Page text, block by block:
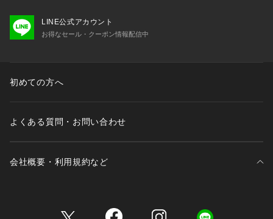
・69182 ブラジャー（G・H）
・49183 おやすみブラ（M・L）
・79180 ノーマルショーツ
・79181 レースショーツ
LINE公式アカウント
お得なセール・クーポン情報配信中
初めての方へ
よくある質問・お問い合わせ
会社概要・利用規約など